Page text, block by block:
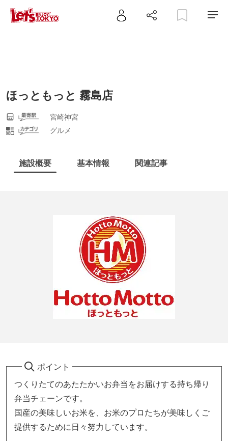
ほっともっと 霧島店
宮崎神宮
グルメ
施設概要 基本情報 関連記事
ポイント
つくりたてのあたたかいお弁当をお届けする持ち帰り
弁当チェーンです。
国産の美味しいお米を、お米のプロたちが美味しくご
提供するために日々努力しています。